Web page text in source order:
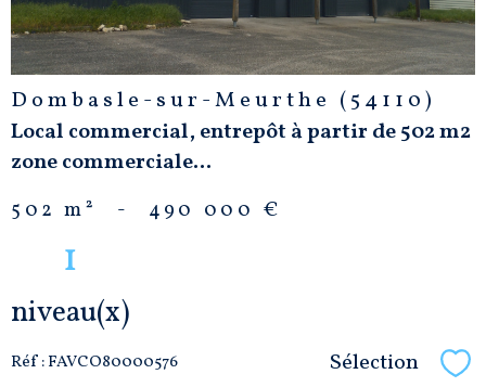
Dombasle-sur-Meurthe (54110)
Local commercial, entrepôt à partir de 502 m2
zone commerciale...
502 m² - 490 000 €
1
niveau(x)
Réf : FAVCO80000576 Sélection